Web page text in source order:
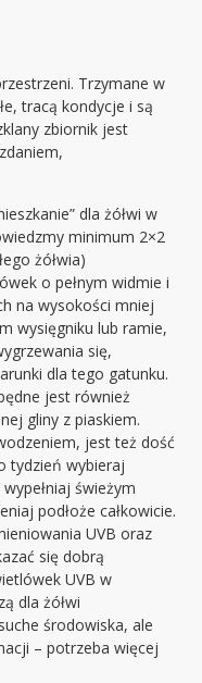
Trzymane w
tracą kondycje i są
zbiornik jest
dla żółwi w
minimum 2×2
żółwia)
o pełnym widmie i
na wysokości mniej
wysięgniku lub ramie,
się,
dla tego gatunku.
jest również
gliny z piaskiem.
jest też dość
tydzień wybieraj
świeżym
podłoże całkowicie.
UVB oraz
się dobrą
UVB w
dla żółwi
środowiska, ale
– potrzeba więcej